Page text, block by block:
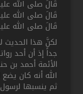
قَالَ صلى الله
قَالَ صلى الله
قَالَ صلى الله
لكنَّ هذا الحديث
جداً إذ أن أحد
الأئمة أحمد بن
الله أنه كان
ثم ينسبها